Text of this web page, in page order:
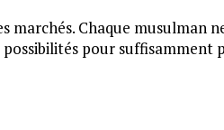
marchés. Chaque musulman
possibilités pour suffisamment